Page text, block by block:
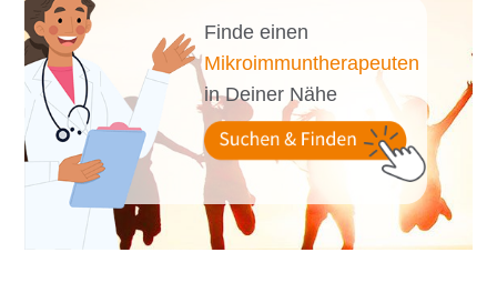
Finde einen
Mikroimmuntherapeuten
in Deiner Nähe